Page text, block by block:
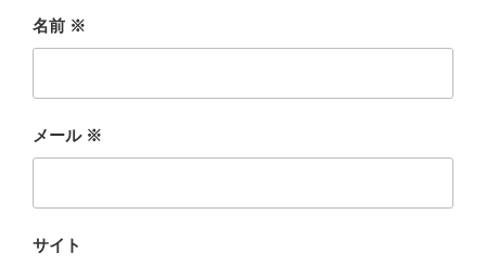
名前 ※
メール ※
サイト